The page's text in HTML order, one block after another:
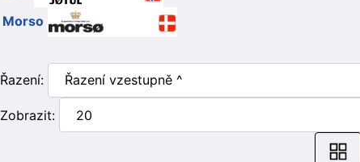
Morso
Řazení:
Zobrazit: